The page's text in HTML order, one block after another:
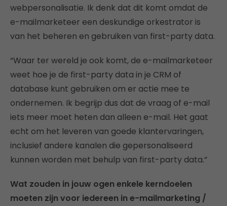
webpersonalisatie. Ik denk dat dit komt omdat de
e-mailmarketeer een deskundige orkestrator is
van het beheren en gebruiken van first-party data.
“Waar ter wereld je ook komt, de e-mailmarketeer
weet hoe je de first-party data in je CRM of
database kunt gebruiken om er actie mee te
ondernemen. Ik begrijp dus dat de vraag of e-mail
iets meer moet heten dan alleen e-mail. Het gaat
echt om het leveren van goede klantervaringen,
inclusief andere kanalen die gepersonaliseerd
kunnen worden met behulp van first-party data.”
Wat zouden in jouw ogen enkele kerndoelen
moeten zijn voor iedereen in e-mailmarketing /